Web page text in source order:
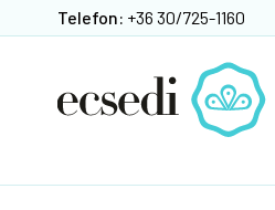
Telefon: +36 30/725-1160